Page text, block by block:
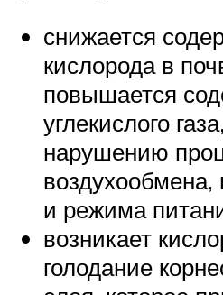
снижается
кислорода в
повышается
углекислого
нарушению
и режима
возникает
голодание